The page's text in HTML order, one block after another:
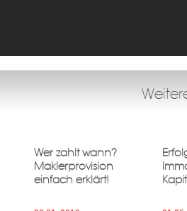
Wer zahlt wann?
Maklerprovision
einfach erklärt!